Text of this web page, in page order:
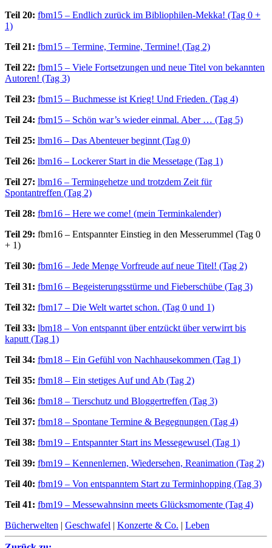
Teil 20: fbm15 – Endlich zurück im Bibliophilen-Mekka! (Tag 0 +
1)
Teil 21: fbm15 – Termine, Termine, Termine! (Tag 2)
Teil 22: fbm15 – Viele Fortsetzungen und neue Titel von bekannten
Autoren! (Tag 3)
Teil 23: fbm15 – Buchmesse ist Krieg! Und Frieden. (Tag 4)
Teil 24: fbm15 – Schön war’s wieder einmal. Aber … (Tag 5)
Teil 25: lbm16 – Das Abenteuer beginnt (Tag 0)
Teil 26: lbm16 – Lockerer Start in die Messetage (Tag 1)
Teil 27: lbm16 – Termingehetze und trotzdem Zeit für
Spontantreffen (Tag 2)
Teil 28: fbm16 – Here we come! (mein Terminkalender)
Teil 29: fbm16 – Entspannter Einstieg in den Messerummel (Tag 0
+ 1)
Teil 30: fbm16 – Jede Menge Vorfreude auf neue Titel! (Tag 2)
Teil 31: fbm16 – Begeisterungsstürme und Fieberschübe (Tag 3)
Teil 32: fbm17 – Die Welt wartet schon. (Tag 0 und 1)
Teil 33: lbm18 – Von entspannt über entzückt über verwirrt bis
kaputt (Tag 1)
Teil 34: fbm18 – Ein Gefühl von Nachhausekommen (Tag 1)
Teil 35: fbm18 – Ein stetiges Auf und Ab (Tag 2)
Teil 36: fbm18 – Tierschutz und Bloggertreffen (Tag 3)
Teil 37: fbm18 – Spontane Termine & Begegnungen (Tag 4)
Teil 38: fbm19 – Entspannter Start ins Messegewusel (Tag 1)
Teil 39: fbm19 – Kennenlernen, Wiedersehen, Reanimation (Tag 2)
Teil 40: fbm19 – Von entspanntem Start zu Terminhopping (Tag 3)
Teil 41: fbm19 – Messewahnsinn meets Glücksmomente (Tag 4)
Bücherwelten | Geschwafel | Konzerte & Co. | Leben